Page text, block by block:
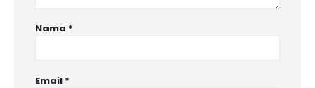
Nama *
Email *